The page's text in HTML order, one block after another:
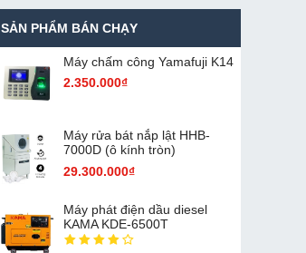
SẢN PHẨM BÁN CHẠY
Máy chấm cô​ng Yamafuji K14
2.350.000₫
Máy rửa bát nắp lật HHB-
7000D (ô kính tròn)
29.300.000₫
Máy phát điện dầu diesel
KAMA KDE-6500T